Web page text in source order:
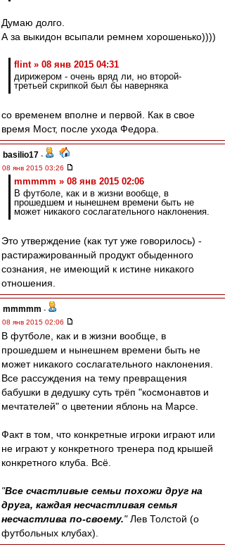
Думаю долго.
А за выкидон всыпали ремнем хорошенько))))
flint » 08 янв 2015 04:31
дирижером - очень вряд ли, но второй-
третьей скрипкой был бы наверняка
со временем вполне и первой. Как в свое
время Мост, после ухода Федора.
basilio17 -
08 янв 2015 03:26
mmmmm » 08 янв 2015 02:06
В футболе, как и в жизни вообще, в
прошедшем и нынешнем времени быть не
может никакого сослагательного наклонения.
Это утверждение (как тут уже говорилось) -
растиражированный продукт обыденного
сознания, не имеющий к истине никакого
отношения.
mmmmm -
08 янв 2015 02:06
В футболе, как и в жизни вообще, в
прошедшем и нынешнем времени быть не
может никакого сослагательного наклонения.
Все рассуждения на тему превращения
бабушки в дедушку суть трёп "космонавтов и
мечтателей" о цветении яблонь на Марсе.
Факт в том, что конкретные игроки играют или
не играют у конкретного тренера под крышей
конкретного клуба. Всё.
"Все счастливые семьи похожи друг на
друга, каждая несчастливая семья
несчастлива по-своему."Лев Толстой (о
футбольных клубах).